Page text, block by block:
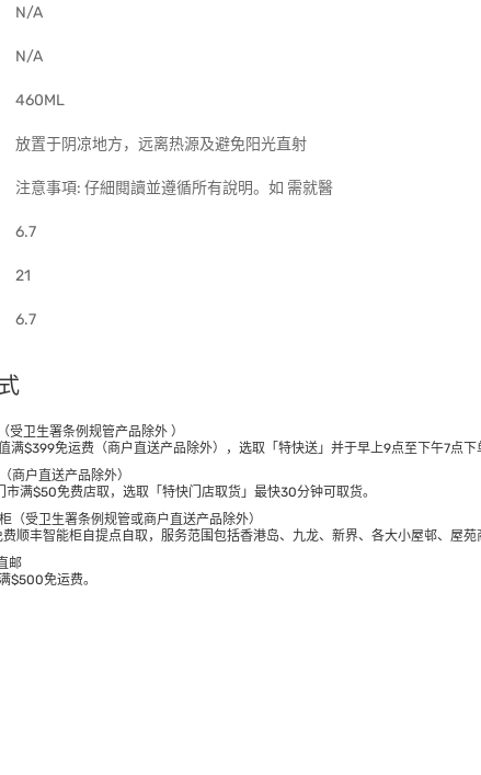
N/A
N/A
460ML
放置于阴凉地方，远离热源及避免阳光直射
注意事項: 仔細閱讀並遵循所有說明。如 需就醫
6.7
21
6.7
受卫生署条例规管产品除外 ）
满$399免运费（商户直送产品除外），选取「特快送」并于早上9点至下午7点下
商户直送产品除外）
市满$50免费店取，选取「特快门店取货」最快30分钟可取货。
（受卫生署条例规管或商户直送产品除外）
顺丰智能柜自提点自取，服务范围包括香港岛、九龙、新界、各大小屋邨、屋苑
邮
$500免运费。